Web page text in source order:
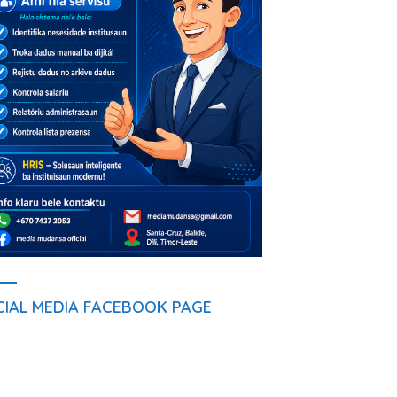
MEDIA FACEBOOK PAGE